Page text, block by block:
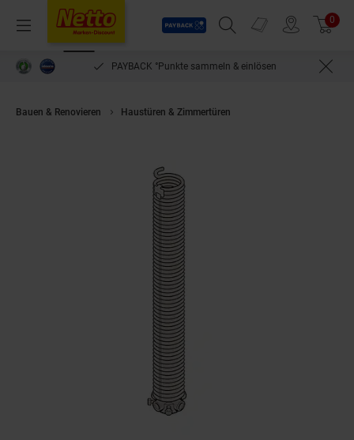
Menü
Payback
Suchfeld einblenden
Prospekte 0
PAYBACK °Punkte sammeln & einlösen
Bauen & Renovieren Haustüren & Zimmertüren